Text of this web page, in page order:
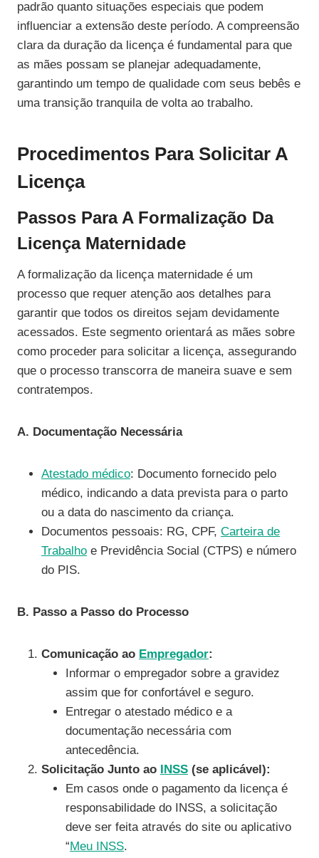
padrão quanto situações especiais que podem
influenciar a extensão deste período. A compreensão
clara da duração da licença é fundamental para que
as mães possam se planejar adequadamente,
garantindo um tempo de qualidade com seus bebês e
uma transição tranquila de volta ao trabalho.
Procedimentos Para Solicitar A
Licença
Passos Para A Formalização Da
Licença Maternidade
A formalização da licença maternidade é um
processo que requer atenção aos detalhes para
garantir que todos os direitos sejam devidamente
acessados. Este segmento orientará as mães sobre
como proceder para solicitar a licença, assegurando
que o processo transcorra de maneira suave e sem
contratempos.
A. Documentação Necessária
Atestado médico: Documento fornecido pelo
médico, indicando a data prevista para o parto
ou a data do nascimento da criança.
Documentos pessoais: RG, CPF, Carteira de
Trabalho e Previdência Social (CTPS) e número
do PIS.
B. Passo a Passo do Processo
Comunicação ao Empregador:
Informar o empregador sobre a gravidez
assim que for confortável e seguro.
Entregar o atestado médico e a
documentação necessária com
antecedência.
Solicitação Junto ao
INSS (se aplicável):
Em casos onde o pagamento da licença é
responsabilidade do INSS, a solicitação
deve ser feita através do site ou aplicativo
“Meu INSS.